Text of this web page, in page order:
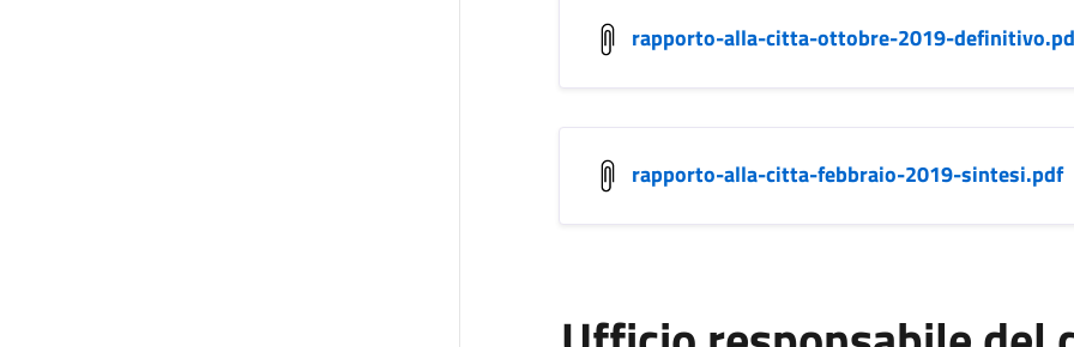
rapporto-alla-citta-ottobre-2019-
rapporto-alla-citta-febbraio-2019-sintesi.pdf